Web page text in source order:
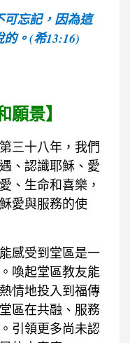
忘記，因為這
。(希13:16)
願景】
三十八年，我們
、認識耶穌、愛
、生命和喜樂，
愛與服務的使
感受到堂區是一
喚起堂區教友能
情地投入到福傳
區在共融、服務
引領更多尚未認